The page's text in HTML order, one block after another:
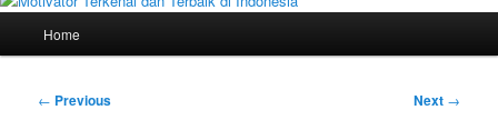
Home
Post
← Previous Next →